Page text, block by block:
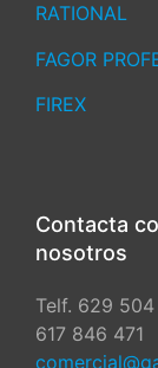
RATIONAL
FAGOR
FIREX
Contacta
nosotros
Telf. 629 504
617 846 471